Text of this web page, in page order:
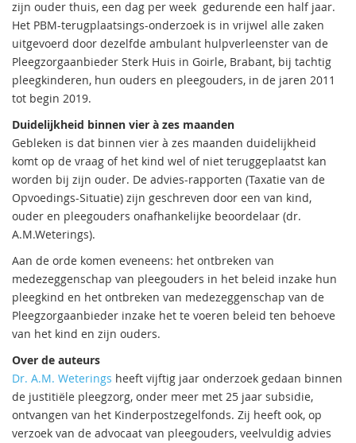
zijn ouder thuis, een dag per week gedurende een half jaar.
Het PBM-terugplaatsings-onderzoek is in vrijwel alle zaken
uitgevoerd door dezelfde ambulant hulpverleenster van de
Pleegzorgaanbieder Sterk Huis in Goirle, Brabant, bij tachtig
pleegkinderen, hun ouders en pleegouders, in de jaren 2011
tot begin 2019.
Duidelijkheid binnen vier à zes maanden
Gebleken is dat binnen vier à zes maanden duidelijkheid
komt op de vraag of het kind wel of niet teruggeplaatst kan
worden bij zijn ouder. De advies-rapporten (Taxatie van de
Opvoedings-Situatie) zijn geschreven door een van kind,
ouder en pleegouders onafhankelijke beoordelaar (dr.
A.M.Weterings).
Aan de orde komen eveneens: het ontbreken van
medezeggenschap van pleegouders in het beleid inzake hun
pleegkind en het ontbreken van medezeggenschap van de
Pleegzorgaanbieder inzake het te voeren beleid ten behoeve
van het kind en zijn ouders.
Over de auteurs
Dr. A.M. Weterings heeft vijftig jaar onderzoek gedaan binnen
de justitiële pleegzorg, onder meer met 25 jaar subsidie,
ontvangen van het Kinderpostzegelfonds. Zij heeft ook, op
verzoek van de advocaat van pleegouders, veelvuldig advies